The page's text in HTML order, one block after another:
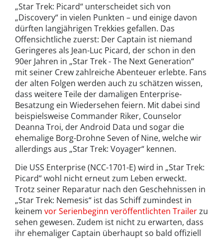
„Star Trek: Picard“ unterscheidet sich von
„Discovery“ in vielen Punkten – und einige davon
dürften langjährigen Trekkies gefallen. Das
Offensichtliche zuerst: Der Captain ist niemand
Geringeres als Jean-Luc Picard, der schon in den
90er Jahren in „Star Trek - The Next Generation“
mit seiner Crew zahlreiche Abenteuer erlebte. Fans
der alten Folgen werden auch zu schätzen wissen,
dass weitere Teile der damaligen Enterprise-
Besatzung ein Wiedersehen feiern. Mit dabei sind
beispielsweise Commander Riker, Counselor
Deanna Troi, der Android Data und sogar die
ehemalige Borg-Drohne Seven of Nine, welche wir
allerdings aus „Star Trek: Voyager“ kennen.
Die USS Enterprise (NCC-1701-E) wird in „Star Trek:
Picard“ wohl nicht erneut zum Leben erweckt.
Trotz seiner Reparatur nach den Geschehnissen in
„Star Trek: Nemesis“ ist das Schiff zumindest in
keinem vor Serienbeginn veröffentlichten Trailerzu
sehen gewesen. Zudem ist nicht zu erwarten, dass
ihr ehemaliger Captain überhaupt so bald offiziell